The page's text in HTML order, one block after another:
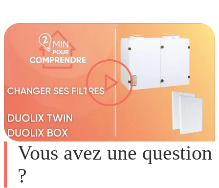
lire la vidéo #TITRE-VIDEO
Vous avez une question
?